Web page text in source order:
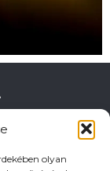
olyan